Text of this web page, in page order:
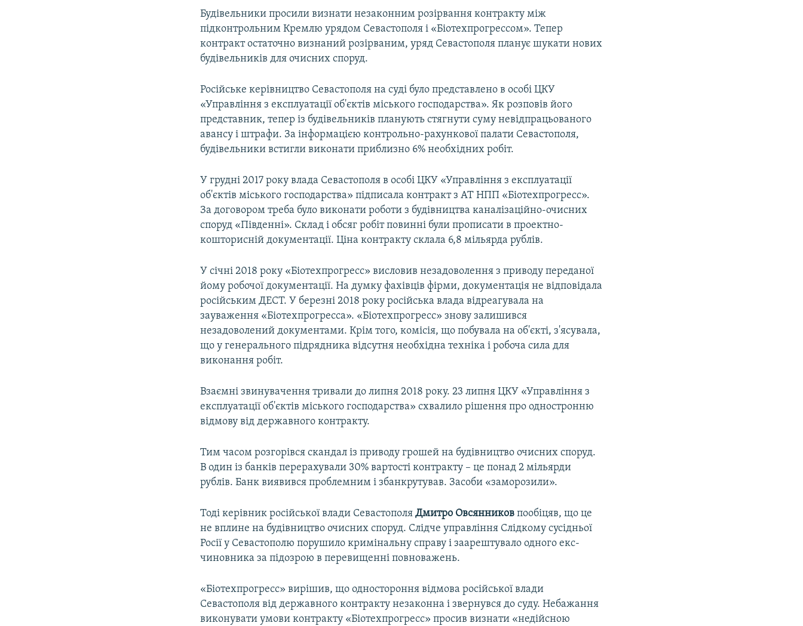
Будівельники просили визнати незаконним розірвання контракту між
підконтрольним Кремлю урядом Севастополя і «Біотехпрогрессом». Тепер
контракт остаточно визнаний розірваним, уряд Севастополя планує шукати нових
будівельників для очисних споруд.
Російське керівництво Севастополя на суді було представлено в особі ЦКУ
«Управління з експлуатації об'єктів міського господарства». Як розповів його
представник, тепер із будівельників планують стягнути суму невідпрацьованого
авансу і штрафи. За інформацією контрольно-рахункової палати Севастополя,
будівельники встигли виконати приблизно 6% необхідних робіт.
У грудні 2017 року влада Севастополя в особі ЦКУ «Управління з експлуатації
об'єктів міського господарства» підписала контракт з АТ НПП «Біотехпрогресс».
За договором треба було виконати роботи з будівництва каналізаційно-очисних
споруд «Південні». Склад і обсяг робіт повинні були прописати в проектно-
кошторисній документації. Ціна контракту склала 6,8 мільярда рублів.
У січні 2018 року «Біотехпрогресс» висловив незадоволення з приводу переданої
йому робочої документації. На думку фахівців фірми, документація не відповідала
російським ДЕСТ. У березні 2018 року російська влада відреагувала на
зауваження «Біотехпрогресса». «Біотехпрогресс» знову залишився
незадоволений документами. Крім того, комісія, що побувала на об'єкті, з'ясувала,
що у генерального підрядника відсутня необхідна техніка і робоча сила для
виконання робіт.
Взаємні звинувачення тривали до липня 2018 року. 23 липня ЦКУ «Управління з
експлуатації об'єктів міського господарства» схвалило рішення про одностронню
відмову від державного контракту.
Тим часом розгорівся скандал із приводу грошей на будівництво очисних споруд.
В один із банків перерахували 30% вартості контракту – це понад 2 мільярди
рублів. Банк виявився проблемним і збанкрутував. Засоби «заморозили».
Тоді керівник російської влади СевастополяДмитро Овсянников пообіцяв, що це
не вплине на будівництво очисних споруд. Слідче управління Слідкому сусідньої
Росії у Севастополю порушило кримінальну справу і заарештувало одного екс-
чиновника за підозрою в перевищенні повноважень.
«Біотехпрогресс» вирішив, що одностороння відмова російської влади
Севастополя від державного контракту незаконна і звернувся до суду. Небажання
виконувати умови контракту «Біотехпрогресс» просив визнати «недійсною